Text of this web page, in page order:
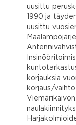
uusittu
1990 ja
uusittu
korjauksia
korjaus/